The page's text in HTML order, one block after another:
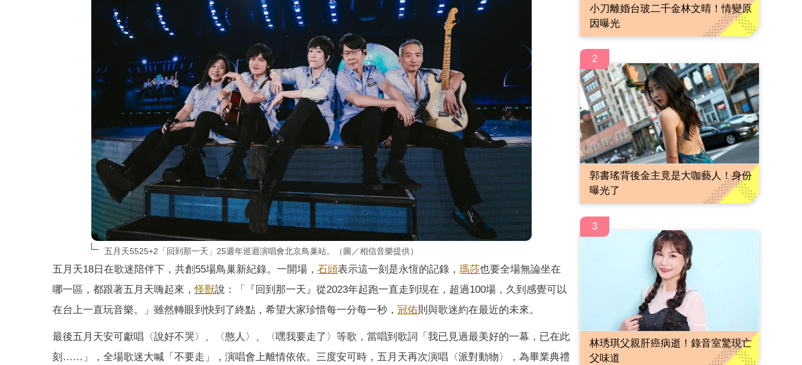
五月天5525+2「回到那一天」25週年巡迴演唱會北京鳥巢站。（圖／相信音樂提供）
五月天18日在歌迷陪伴下，共創55場鳥巢新紀錄。一開場， 石頭表示這一刻是永恆的記錄， 瑪莎也要全場無論坐在
哪一區，都跟著五月天嗨起來，怪獸說：「『回到那一天』從2023年起跑一直走到現在，超過100場，久到感覺可以
在台上一直玩音樂。」雖然轉眼到快到了終點，希望大家珍惜每一分每一秒， 冠佑則與歌迷約在最近的未來。
最後五月天安可獻唱〈說好不哭〉、〈憨人〉、〈嘿我要走了〉等歌，當唱到歌詞「我已見過最美好的一幕，已在此
刻……」，全場歌迷大喊「不要走」，演唱會上離情依依。三度安可時，五月天再次演唱〈派對動物〉，為畢業典禮
小刀離婚台玻二千金林文晴！情變原
因曝光
2
郭書瑤背後金主竟是大咖藝人！身份
曝光了
3
林琇琪父親肝癌病逝！錄音室驚現亡
父味道